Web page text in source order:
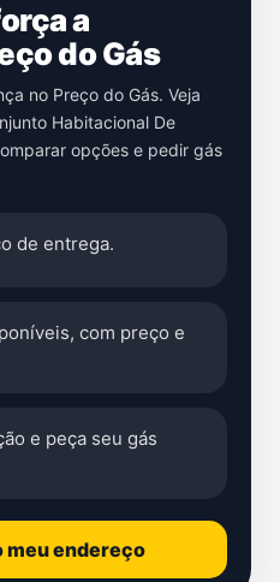
a
do Gás
no Preço do Gás. Veja
Habitacional De
opções e pedir gás
de entrega.
com preço e
e peça seu gás
meu endereço